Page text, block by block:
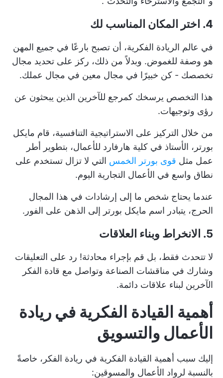
4. اختر المكان المناسب لك
في عالم الريادة الفكرية، أن تصبح بارعًا في جميع المهن
هو وصفة للغموض. وبدلاً من ذلك، ركز على تحديد مجال
تخصصك - كن خبيرًا في مجال معين في مجال عملك.
هذا التخصص يرسخك كمرجع للآخرين الذين يبحثون عن
رؤى وتوجيهات.
من خلال التركيز على الاستراتيجية التنافسية، قام مايكل
بورتر، الأستاذ في كلية هارفارد للأعمال، بتطوير أطر
عمل مثل قوى بورتر الخمس التي لا تزال تستخدم على
نطاق واسع في الأعمال التجارية اليوم.
عندما يحتاج شخص ما إلى إرشادات في هذا المجال
الحرج، يتبادر اسم مايكل بورتر إلى الذهن على الفور.
5. الانخراط وبناء العلاقات
لا تتحدث فقط، بل قم بإجراء محادثة! رد على التعليقات
وشارك في مناقشات الصناعة وتواصل مع قادة الفكر
الآخرين لبناء علاقات دائمة.
أهمية القيادة الفكرية في ريادة
الأعمال والتسويق
إليك سبب أهمية القيادة الفكرية في ريادة الفكر، خاصةً
بالنسبة لرواد الأعمال والمسوقين: